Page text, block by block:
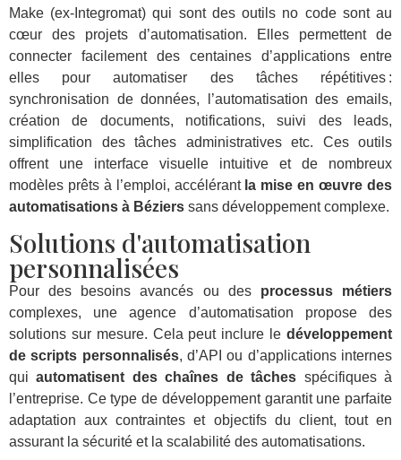
Make (ex-Integromat) qui sont des outils no code sont au
cœur des projets d’automatisation. Elles permettent de
connecter facilement des centaines d’applications entre
elles pour automatiser des tâches répétitives :
synchronisation de données, l’automatisation des emails,
création de documents, notifications, suivi des leads,
simplification des tâches administratives etc. Ces outils
offrent une interface visuelle intuitive et de nombreux
modèles prêts à l’emploi, accélérantla mise en œuvre des
automatisations à Béziers sans développement complexe.
Solutions d'automatisation
personnalisées
Pour des besoins avancés ou des processus métiers
complexes, une agence d’automatisation propose des
solutions sur mesure. Cela peut inclure le développement
de scripts personnalisés, d’API ou d’applications internes
quiautomatisent des chaînes de tâches spécifiques à
l’entreprise. Ce type de développement garantit une parfaite
adaptation aux contraintes et objectifs du client, tout en
assurant la sécurité et la scalabilité des automatisations.